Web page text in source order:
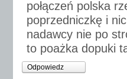
połączeń polska
poprzedniczkę i
nadawcy nie po
to poażka dopuki
Odpowiedz